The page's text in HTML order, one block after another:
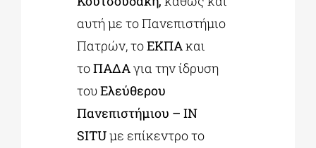
αυτή με το Πανεπιστήμιο
Πατρών, τοΕΚΠΑκαι
τοΠΑΔΑγια την ίδρυση
τουΕλεύθερου
Πανεπιστήμιου – IN
SITUμε επίκεντρο το